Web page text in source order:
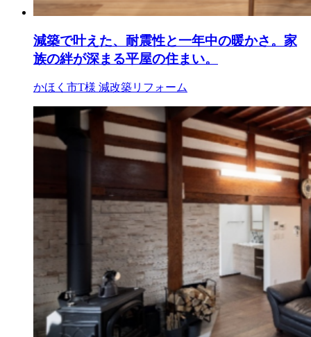
減築で叶えた、耐震性と一年中の暖かさ。家
族の絆が深まる平屋の住まい。
かほく市T様 減改築リフォーム